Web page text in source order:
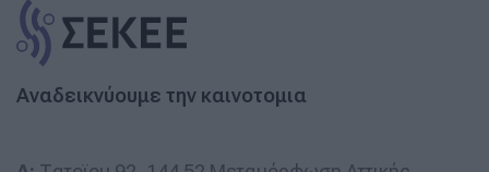
Αναδεικνύουμε την καινοτομια